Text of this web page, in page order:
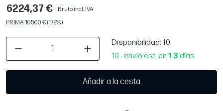
6224,37 €
Bruto incl. IVA
PRIMA: 105,00 € (1,72%)
Disponibilidad: 10
10 - envío est. en 1-3 días
Añadir a la cesta